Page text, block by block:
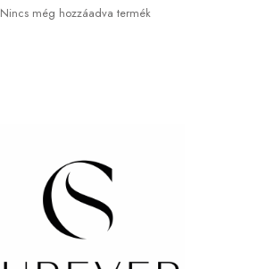
Nincs még hozzáadva termék